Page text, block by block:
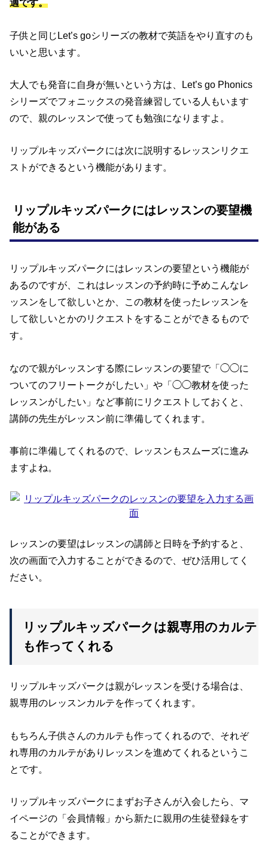
適です。
子供と同じLet’s goシリーズの教材で英語をやり直すのも
いいと思います。
大人でも発音に自身が無いという方は、Let’s go Phonics
シリーズでフォニックスの発音練習している人もいます
ので、親のレッスンで使っても勉強になりますよ。
リップルキッズパークには次に説明するレッスンリクエ
ストができるという機能があります。
リップルキッズパークにはレッスンの要望機
能がある
リップルキッズパークにはレッスンの要望という機能が
あるのですが、これはレッスンの予約時に予めこんなレ
ッスンをして欲しいとか、この教材を使ったレッスンを
して欲しいとかのリクエストをすることができるもので
す。
なので親がレッスンする際にレッスンの要望で「◯◯に
ついてのフリートークがしたい」や「◯◯教材を使った
レッスンがしたい」など事前にリクエストしておくと、
講師の先生がレッスン前に準備してくれます。
事前に準備してくれるので、レッスンもスムーズに進み
ますよね。
レッスンの要望はレッスンの講師と日時を予約すると、
次の画面で入力することができるので、ぜひ活用してく
ださい。
リップルキッズパークは親専用のカルテ
も作ってくれる
リップルキッズパークは親がレッスンを受ける場合は、
親専用のレッスンカルテを作ってくれます。
もちろん子供さんのカルテも作ってくれるので、それぞ
れ専用のカルテがありレッスンを進めてくれる というこ
とです。
リップルキッズパークにまずお子さんが入会したら、マ
イページの「会員情報」から新たに親用の生徒登録をす
ることができます。